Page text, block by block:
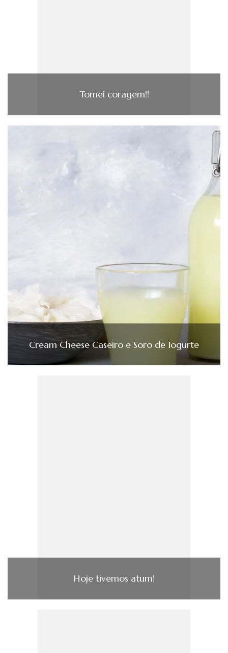
Tomei coragem!!
Cream Cheese Caseiro e Soro de Iogurte
Hoje tivemos atum!